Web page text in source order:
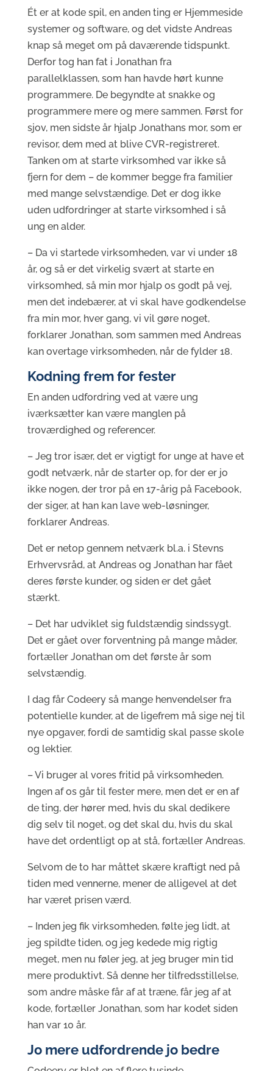
Ét er at kode spil, en anden ting er Hjemmeside
systemer og software, og det vidste Andreas
knap så meget om på daværende tidspunkt.
Derfor tog han fat i Jonathan fra
parallelklassen, som han havde hørt kunne
programmere. De begyndte at snakke og
programmere mere og mere sammen. Først for
sjov, men sidste år hjalp Jonathans mor, som er
revisor, dem med at blive CVR-registreret.
Tanken om at starte virksomhed var ikke så
fjern for dem – de kommer begge fra familier
med mange selvstændige. Det er dog ikke
uden udfordringer at starte virksomhed i så
ung en alder.
– Da vi startede virksomheden, var vi under 18
år, og så er det virkelig svært at starte en
virksomhed, så min mor hjalp os godt på vej,
men det indebærer, at vi skal have godkendelse
fra min mor, hver gang, vi vil gøre noget,
forklarer Jonathan, som sammen med Andreas
kan overtage virksomheden, når de fylder 18.
Kodning frem for fester
En anden udfordring ved at være ung
iværksætter kan være manglen på
troværdighed og referencer.
– Jeg tror især, det er vigtigt for unge at have et
godt netværk, når de starter op, for der er jo
ikke nogen, der tror på en 17-årig på Facebook,
der siger, at han kan lave web-løsninger,
forklarer Andreas.
Det er netop gennem netværk bl.a. i Stevns
Erhvervsråd, at Andreas og Jonathan har fået
deres første kunder, og siden er det gået
stærkt.
– Det har udviklet sig fuldstændig sindssygt.
Det er gået over forventning på mange måder,
fortæller Jonathan om det første år som
selvstændig.
I dag får Codeery så mange henvendelser fra
potentielle kunder, at de ligefrem må sige nej til
nye opgaver, fordi de samtidig skal passe skole
og lektier.
– Vi bruger al vores fritid på virksomheden.
Ingen af os går til fester mere, men det er en af
de ting, der hører med, hvis du skal dedikere
dig selv til noget, og det skal du, hvis du skal
have det ordentligt op at stå, fortæller Andreas.
Selvom de to har måttet skære kraftigt ned på
tiden med vennerne, mener de alligevel at det
har været prisen værd.
– Inden jeg fik virksomheden, følte jeg lidt, at
jeg spildte tiden, og jeg kedede mig rigtig
meget, men nu føler jeg, at jeg bruger min tid
mere produktivt. Så denne her tilfredsstillelse,
som andre måske får af at træne, får jeg af at
kode, fortæller Jonathan, som har kodet siden
han var 10 år.
Jo mere udfordrende jo bedre